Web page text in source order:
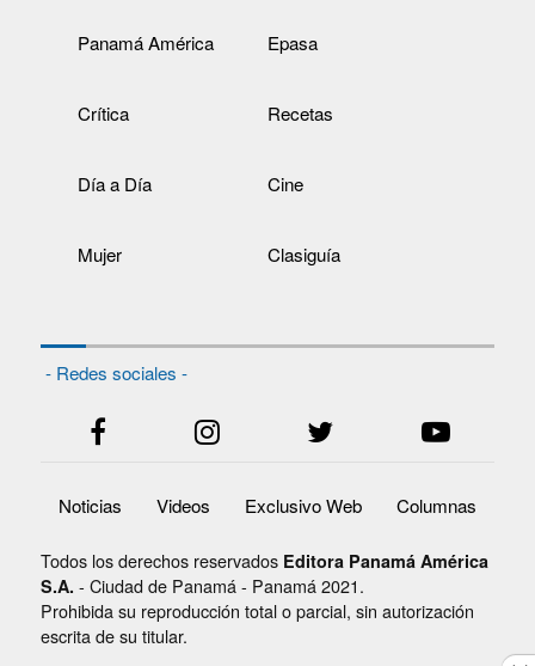
Panamá América Epasa
Crítica Recetas
Día a Día Cine
Mujer Clasiguía
- Redes sociales -
Noticias Videos Exclusivo Web Columnas
Todos los derechos reservados Editora Panamá América
S.A. - Ciudad de Panamá - Panamá 2021.
Prohibida su reproducción total o parcial, sin autorización
escrita de su titular.